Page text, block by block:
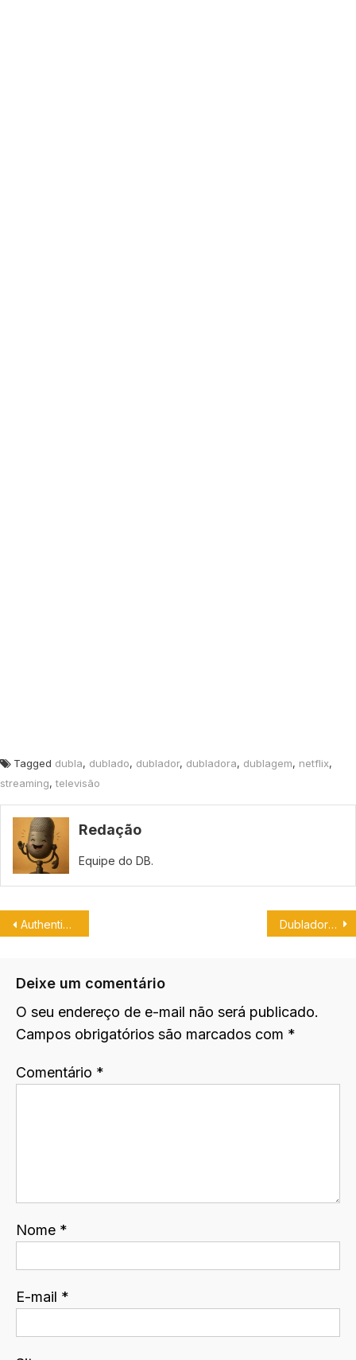
Tagged dubla, dublado, dublador, dubladora, dublagem, netflix,
streaming,televisão
Redação
Equipe do DB.
AuthenticGames é escalado para dublar em Angry Birds 2. Dubladora Sheila Dorfman se despede de “Barrosinho” no Instagram.
Deixe um comentário
O seu endereço de e-mail não será publicado.
Campos obrigatórios são marcados com *
Comentário *
Nome *
E-mail *